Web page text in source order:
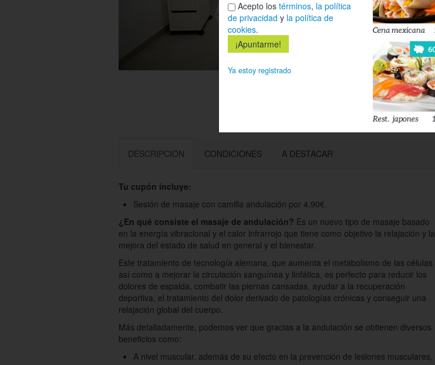
DESCRIPCIÓN CONDICIONES A DESTACAR
Tu cupón incluye:
Sesión de masaje con camilla andulación por 4,90€.
¿En qué consiste el masaje de andulación? Es un nuevo tipo de masaje basado
en la energía vibracional y el calor infrarrojo que tiene como objetivo la relajación y la
mejora del estado de salud en general y el bienestar.
Este tratamiento de tecnología alemana, que aumenta el metabolismo de las células
así como a mejorar la circulación sanguínea y linfática, es perfecto para reducir los
dolores de espalda, combatir las piernas cansadas, ayudar a la recuperación
deportiva, el tratamiento del dolor derivado de patologías crónicas y conseguir una
relajación global del cuerpo.
Más detalladamente, podemos ver que gracias a la andulación se obtienen diversos
beneficios como:
A nivel muscular, además de su efecto en la prevención de lesiones musculares,
Acepto los términos, la política
de privacidad y la política de
cookies.
Ya estoy registrado